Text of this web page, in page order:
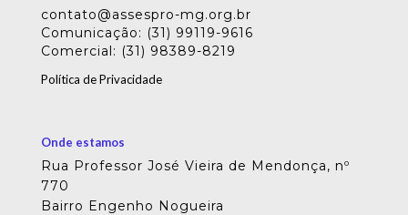
contato@assespro-mg.org.br
Comunicação: (31) 99119-9616
Comercial: (31) 98389-8219
Política de Privacidade
Onde estamos
Rua Professor José Vieira de Mendonça, nº
770
Bairro Engenho Nogueira